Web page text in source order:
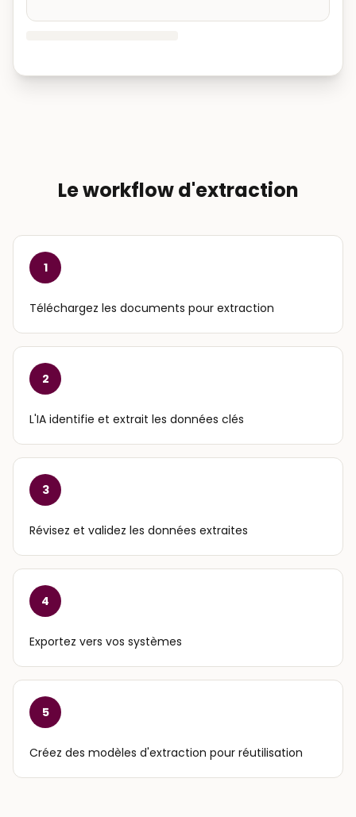
Le workflow d'extraction
1
Téléchargez les documents pour extraction
2
L'IA identifie et extrait les données clés
3
Révisez et validez les données extraites
4
Exportez vers vos systèmes
5
Créez des modèles d'extraction pour réutilisation